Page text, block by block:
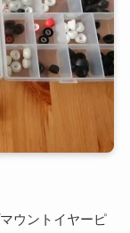
ウントイヤーピ